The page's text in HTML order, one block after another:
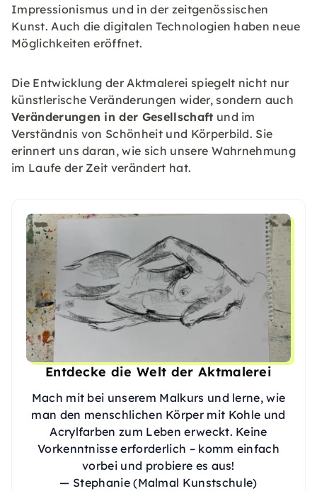
Impressionismus und in der zeitgenössischen
Kunst. Auch die digitalen Technologien haben neue
Möglichkeiten eröffnet.
Die Entwicklung der Aktmalerei spiegelt nicht nur
künstlerische Veränderungen wider, sondern auch
Veränderungen in der Gesellschaft und im
Verständnis von Schönheit und Körperbild. Sie
erinnert uns daran, wie sich unsere Wahrnehmung
im Laufe der Zeit verändert hat.
Entdecke die Welt der Aktmalerei
Mach mit bei unserem Malkurs und lerne, wie
man den menschlichen Körper mit Kohle und
Acrylfarben zum Leben erweckt. Keine
Vorkenntnisse erforderlich – komm einfach
vorbei und probiere es aus!
— Stephanie (Malmal Kunstschule)